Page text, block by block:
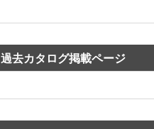
過去カタログ掲載ページ